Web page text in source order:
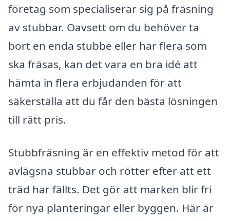
företag som specialiserar sig på fräsning
av stubbar. Oavsett om du behöver ta
bort en enda stubbe eller har flera som
ska fräsas, kan det vara en bra idé att
hämta in flera erbjudanden för att
säkerställa att du får den bästa lösningen
till rätt pris.
Stubbfräsning är en effektiv metod för att
avlägsna stubbar och rötter efter att ett
träd har fällts. Det gör att marken blir fri
för nya planteringar eller byggen. Här är